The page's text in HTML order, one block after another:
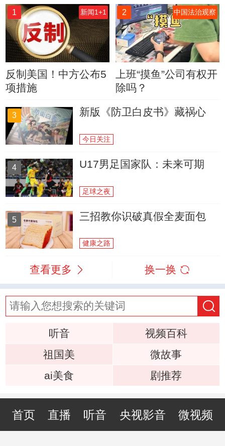
1 新闻1+1
反制美国！中方公布5
项措施
2 中国法治观察
上班“摸鱼”公司有权开
除吗？
3 新版《防卫白皮书》藏祸心
今日关注
4 U17男足国家队：未来可期
足球之夜
5 三招教你识破真假全麦面包
健康之路
查看更多 换一换
听音
视频百科
祖国美
微故事
ai美食
剧推荐
首页 直播 听音 央视影音 微视频